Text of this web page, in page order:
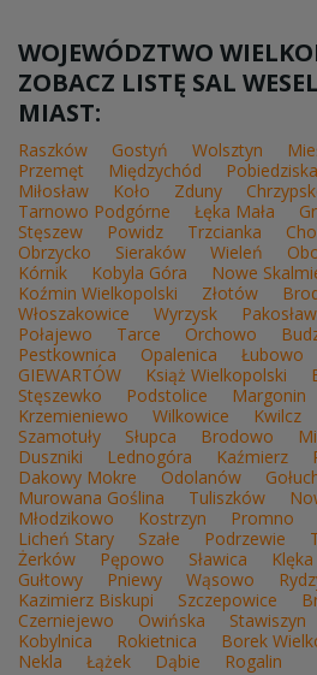
WOJEWÓDZTWO
ZOBACZ LISTĘ SAL
MIAST:
Raszków Gostyń Wolsztyn
Przemęt
Międzychód Pobiedziska
Miłosław
Koło Zduny
Tarnowo Podgórne
Łęka Mała
Stęszew
Powidz Trzcianka
Obrzycko
Sieraków Wieleń
Kórnik
Kobyla Góra
Nowe
Koźmin Wielkopolski
Złotów
Włoszakowice
Wyrzysk Pakosław
Połajewo
Tarce Orchowo
Pestkownica
Opalenica Łubowo
GIEWARTÓW
Książ Wielkopolski
Stęszewko
Podstolice Margonin
Krzemieniewo
Wilkowice Kwilcz
Szamotuły
Słupca Brodowo
Duszniki
Lednogóra Kaźmierz
Dakowy Mokre
Odolanów
Murowana Goślina
Tuliszków
Młodzikowo
Kostrzyn Promno
Licheń Stary
Szałe Podrzewie
Żerków
Pępowo Sławica Klęka
Gułtowy
Pniewy Wąsowo
Kazimierz Biskupi
Szczepowice
Czerniejewo
Owińska Stawiszyn
Kobylnica
Rokietnica Borek
Nekla
Łążek Dąbie Rogalin